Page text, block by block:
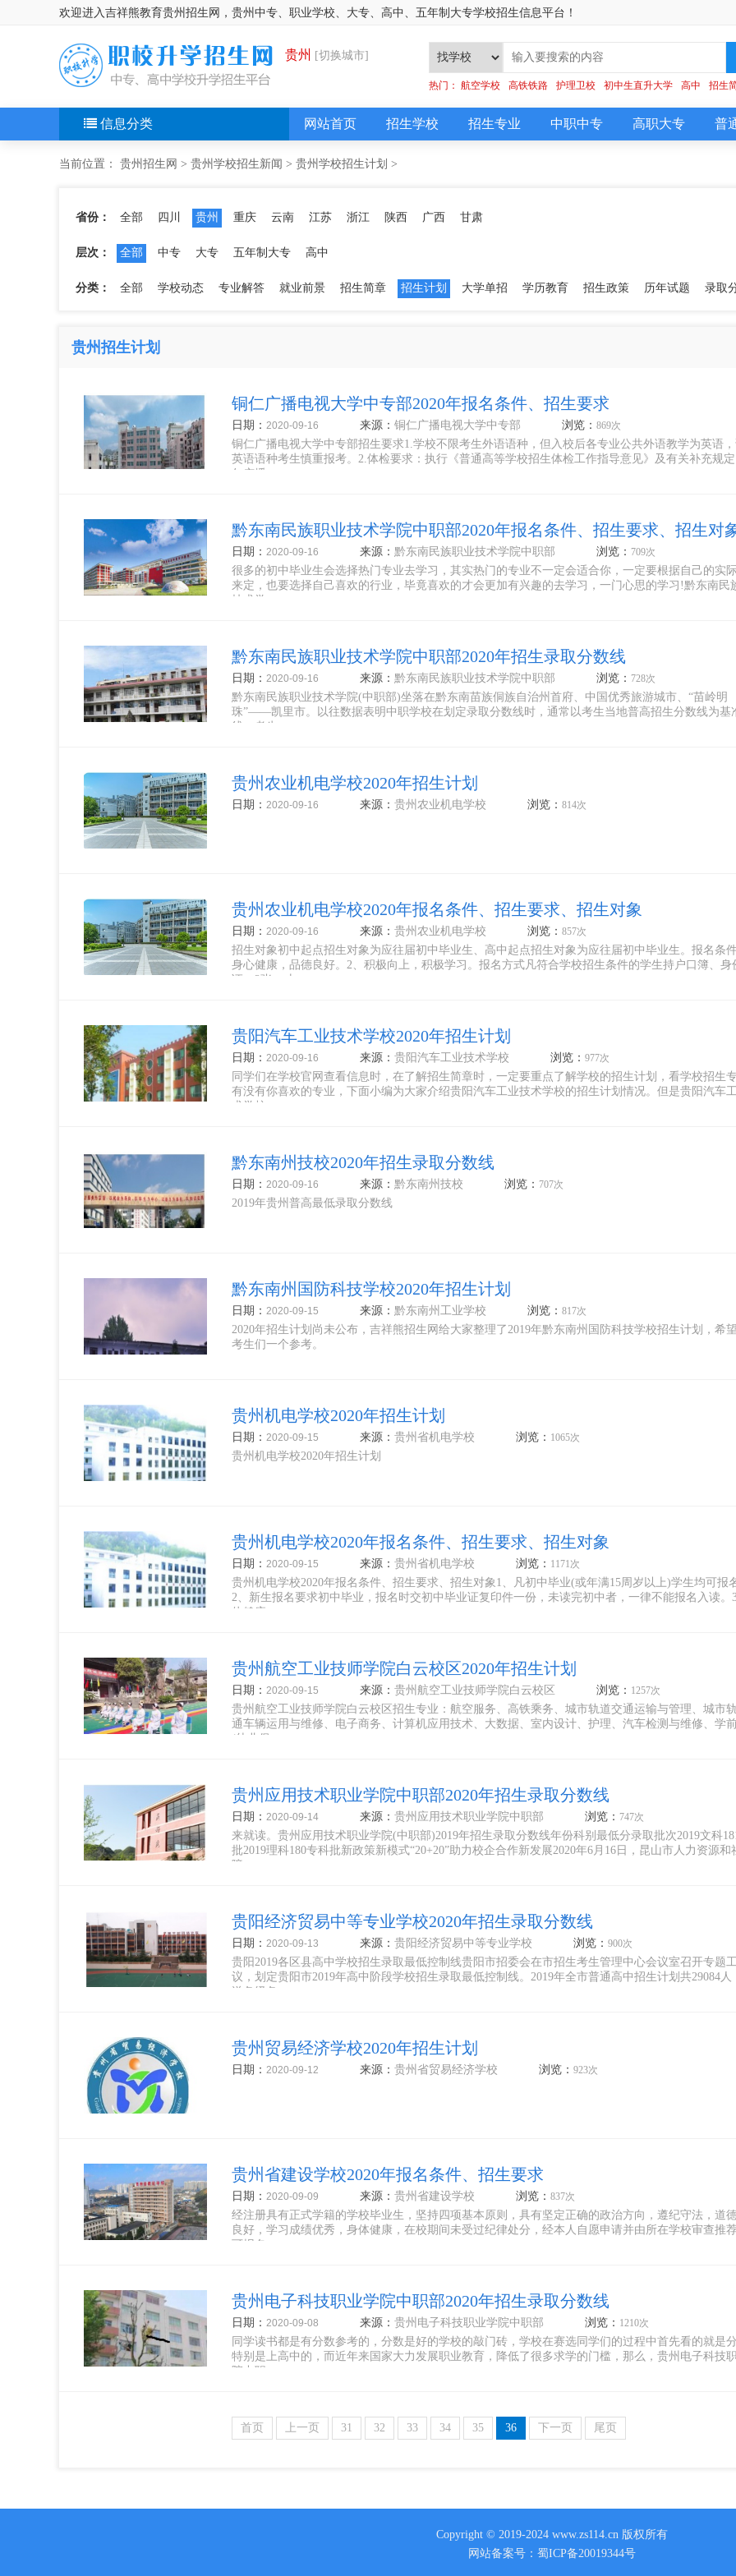
欢迎进入吉祥熊教育贵州招生网，贵州中专、职业学校、大专、高中、五年制大专学校招生信息平台！
贵州 [切换城市]
热门： 航空学校 高铁铁路 护理卫校 初中生直升大学 高中 招生
网站首页 招生学校 招生专业 中职中专 高职大专 普
信息分类
当前位置： 贵州招生网 > 贵州学校招生新闻 > 贵州学校招生计划 >
省份： 全部 四川 贵州 重庆 云南 江苏 浙江 陕西 广西 甘肃
层次： 全部 中专 大专 五年制大专 高中
分类： 全部 学校动态 专业解答 就业前景 招生简章 招生计划 大学单招 学历教育 招生政策 历年试题 录取
贵州招生计划
铜仁广播电视大学中专部2020年报名条件、招生要求
日期： 2020-09-16 来源： 铜仁广播电视大学中专部 浏览： 869次
铜仁广播电视大学中专部招生要求1.学校不限考生外语语种，但入校后各专业公共外语教学为英语
英语语种考生慎重报考。2.体检要求：执行《普通高等学校招生体检工作指导意见》及有关补充规
仁广播...
黔东南民族职业技术学院中职部2020年报名条件、招生要求、招生对
日期： 2020-09-16 来源： 黔东南民族职业技术学院中职部 浏览： 709次
很多的初中毕业生会选择热门专业去学习，其实热门的专业不一定会适合你，一定要根据自己的实
来定，也要选择自己喜欢的行业，毕竟喜欢的才会更加有兴趣的去学习，一门心思的学习!黔东南民
技术学...
黔东南民族职业技术学院中职部2020年招生录取分数线
日期： 2020-09-16 来源： 黔东南民族职业技术学院中职部 浏览： 728次
黔东南民族职业技术学院(中职部)坐落在黔东南苗族侗族自治州首府、中国优秀旅游城市、“苗岭明
珠”——凯里市。以往数据表明中职学校在划定录取分数线时，通常以考生当地普高招生分数线为基
线，考生...
贵州农业机电学校2020年招生计划
日期： 2020-09-16 来源： 贵州农业机电学校 浏览： 814次
贵州农业机电学校2020年报名条件、招生要求、招生对象
日期： 2020-09-16 来源： 贵州农业机电学校 浏览： 857次
招生对象初中起点招生对象为应往届初中毕业生、高中起点招生对象为应往届初中毕业生。报名条
身心健康，品德良好。2、积极向上，积极学习。报名方式凡符合学校招生条件的学生持户口簿、身
证、2张一寸...
贵阳汽车工业技术学校2020年招生计划
日期： 2020-09-16 来源： 贵阳汽车工业技术学校 浏览： 977次
同学们在学校官网查看信息时，在了解招生简章时，一定要重点了解学校的招生计划，看学校招生
有没有你喜欢的专业，下面小编为大家介绍贵阳汽车工业技术学校的招生计划情况。但是贵阳汽车
术学校...
黔东南州技校2020年招生录取分数线
日期： 2020-09-16 来源： 黔东南州技校 浏览： 707次
2019年贵州普高最低录取分数线
黔东南州国防科技学校2020年招生计划
日期： 2020-09-15 来源： 黔东南州工业学校 浏览： 817次
2020年招生计划尚未公布，吉祥熊招生网给大家整理了2019年黔东南州国防科技学校招生计划，希
考生们一个参考。
贵州机电学校2020年招生计划
日期： 2020-09-15 来源： 贵州省机电学校 浏览： 1065次
贵州机电学校2020年招生计划
贵州机电学校2020年报名条件、招生要求、招生对象
日期： 2020-09-15 来源： 贵州省机电学校 浏览： 1171次
贵州机电学校2020年报名条件、招生要求、招生对象1、凡初中毕业(或年满15周岁以上)学生均可报
2、新生报名要求初中毕业，报名时交初中毕业证复印件一份，未读完初中者，一律不能报名入读。
体健康、...
贵州航空工业技师学院白云校区2020年招生计划
日期： 2020-09-15 来源： 贵州航空工业技师学院白云校区 浏览： 1257次
贵州航空工业技师学院白云校区招生专业：航空服务、高铁乘务、城市轨道交通运输与管理、城市
通车辆运用与维修、电子商务、计算机应用技术、大数据、室内设计、护理、汽车检测与维修、学
(幼儿保...
贵州应用技术职业学院中职部2020年招生录取分数线
日期： 2020-09-14 来源： 贵州应用技术职业学院中职部 浏览： 747次
来就读。贵州应用技术职业学院(中职部)2019年招生录取分数线年份科别最低分录取批次2019文科
批2019理科180专科批新政策新模式“20+20”助力校企合作新发展2020年6月16日，昆山市人力资源和
障...
贵阳经济贸易中等专业学校2020年招生录取分数线
日期： 2020-09-13 来源： 贵阳经济贸易中等专业学校 浏览： 900次
贵阳2019各区县高中学校招生录取最低控制线贵阳市招委会在市招生考生管理中心会议室召开专题
议，划定贵阳市2019年高中阶段学校招生录取最低控制线。2019年全市普通高中招生计划共29084人
送各级各...
贵州贸易经济学校2020年招生计划
日期： 2020-09-12 来源： 贵州省贸易经济学校 浏览： 923次
贵州省建设学校2020年报名条件、招生要求
日期： 2020-09-09 来源： 贵州省建设学校 浏览： 837次
经注册具有正式学籍的学校毕业生，坚持四项基本原则，具有坚定正确的政治方向，遵纪守法，道
良好，学习成绩优秀，身体健康，在校期间未受过纪律处分，经本人自愿申请并由所在学校审查推
可报名...
贵州电子科技职业学院中职部2020年招生录取分数线
日期： 2020-09-08 来源： 贵州电子科技职业学院中职部 浏览： 1210次
同学读书都是有分数参考的，分数是好的学校的敲门砖，学校在赛选同学们的过程中首先看的就是
特别是上高中的，而近年来国家大力发展职业教育，降低了很多求学的门槛，那么，贵州电子科技
院中职...
首页 上一页 31 32 33 34 35 36 下一页 尾页
Copyright © 2019-2024 www.zs114.cn 版权所有
网站备案号： 蜀ICP备20019344号